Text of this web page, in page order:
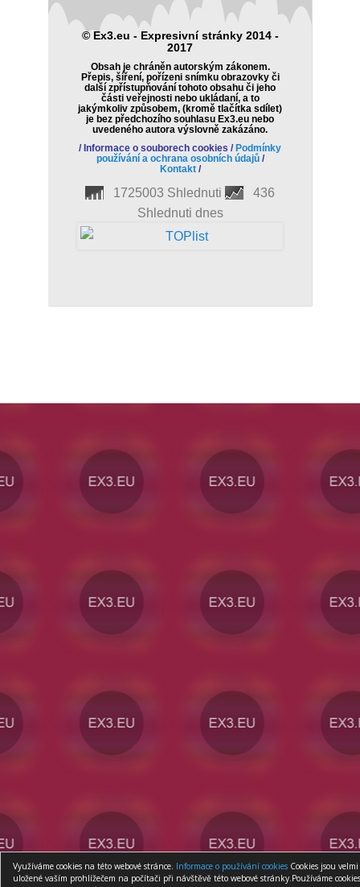
© Ex3.eu - Expresivní stránky 2014 -
2017
Obsah je chráněn autorským zákonem.
Přepis, šíření, pořízeni snímku obrazovky či
další zpřístupňování tohoto obsahu či jeho
části veřejnosti nebo ukládaní, a to
jakýmkoliv způsobem, (kromě tlačítka sdílet)
je bez předchozího souhlasu Ex3.eu nebo
uvedeného autora výslovně zakázáno.
/ Informace o souborech cookies / Podmínky
používání a ochrana osobních údajů/
Kontakt/
1725003 Shlednuti
436
Shlednuti dnes
Využíváme cookies na této webové stránce. Informace o používání cookies Cookies jsou
uložené vaším prohlížečem na počítači při návštěvě této webové stránky.Používáme